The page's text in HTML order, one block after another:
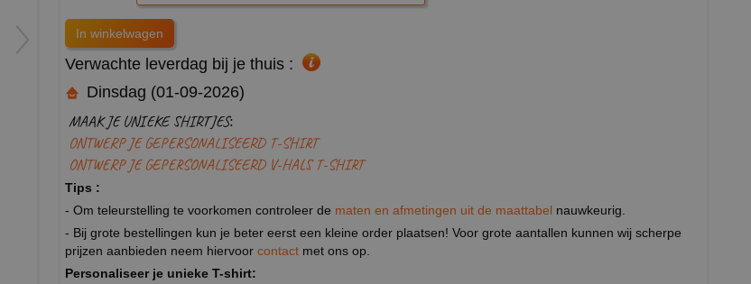
Verwachte leverdag bij je thuis :
Dinsdag (01-09-2026)
MAAK JE UNIEKE SHIRTJES:
ONTWERP JE GEPERSONALISEERD T-SHIRT
ONTWERP JE GEPERSONALISEERD V-HALS T-SHIRT
Tips :
- Om teleurstelling te voorkomen controleer de maten en afmetingen uit de maattabel nauwkeurig.
- Bij grote bestellingen kun je beter eerst een kleine order plaatsen! Voor grote aantallen kunnen wij scherpe
prijzen aanbieden neem hiervoor contact met ons op.
Personaliseer je unieke T-shirt: